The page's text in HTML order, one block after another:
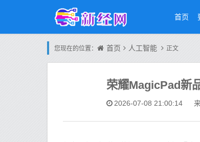
首页
您现在的位置： 首页 人工智能 正文
荣耀MagicPad新
2026-07-08 21:00:14 来